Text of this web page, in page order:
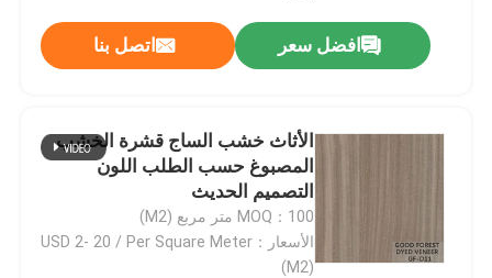
افضل سعر اتصل بنا
الأثاث خشب الساج قشرة الخشب
المصبوغ حسب الطلب اللون
التصميم الحديث
MOQ：100 متر مربع (M2)
الأسعار：USD 2- 20 / Per Square Meter
(M2)